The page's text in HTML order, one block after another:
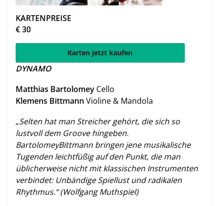
KARTENPREISE
€30
Karten jetzt kaufen
DYNAMO
Matthias Bartolomey Cello
Klemens Bittmann Violine & Mandola
„Selten hat man Streicher gehört, die sich so
lustvoll dem Groove hingeben.
BartolomeyBittmann bringen jene musikalische
Tugenden leichtfüßig auf den Punkt, die man
üblicherweise nicht mit klassischen Instrumenten
verbindet: Unbändige Spiellust und radikalen
Rhythmus.“ (Wolfgang Muthspiel)